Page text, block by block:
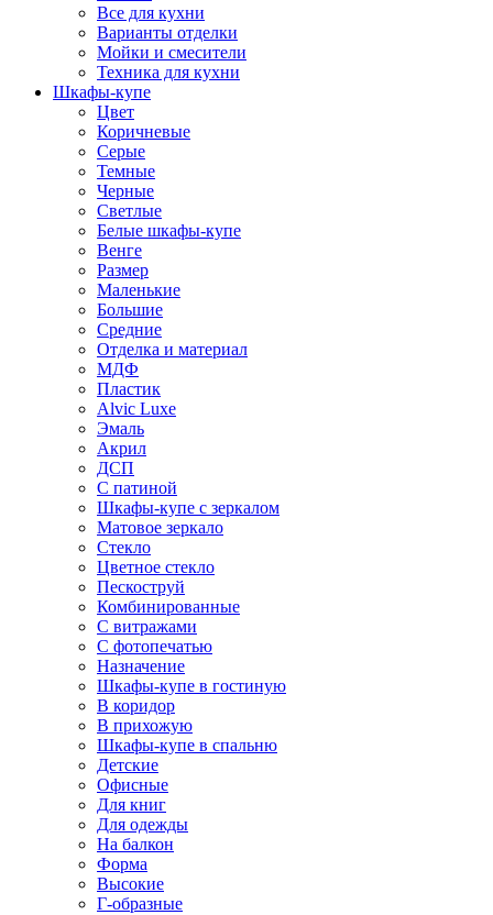
Все для кухни
Варианты отделки
Мойки и смесители
Техника для кухни
Шкафы-купе
Цвет
Коричневые
Серые
Темные
Черные
Светлые
Белые шкафы-купе
Венге
Размер
Маленькие
Большие
Средние
Отделка и материал
МДФ
Пластик
Alvic Luxe
Эмаль
Акрил
ДСП
С патиной
Шкафы-купе с зеркалом
Матовое зеркало
Стекло
Цветное стекло
Пескоструй
Комбинированные
С витражами
С фотопечатью
Назначение
Шкафы-купе в гостиную
В коридор
В прихожую
Шкафы-купе в спальню
Детские
Офисные
Для книг
Для одежды
На балкон
Форма
Высокие
Г-образные